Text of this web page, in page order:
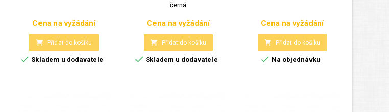
Cena
Cena na vyžádání
 Přidat do košíku
 Skladem u dodavatele
černá
Cena
Cena na vyžádání
 Přidat do košíku
 Skladem u dodavatele
Cena
Cena na vyžádání
 Přidat do košíku
 Na objednávku